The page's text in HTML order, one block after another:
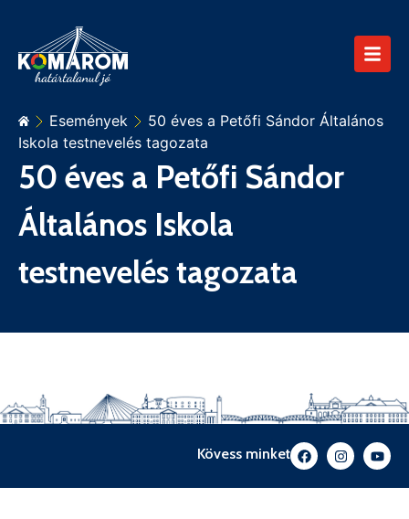
Események
50 éves a Petőfi Sándor Általános
Iskola testnevelés tagozata
50 éves a Petőfi Sándor
Általános Iskola
testnevelés tagozata
Kövess minket